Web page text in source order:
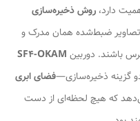
دارد، روش ذخیره‌سازی
تصاویر ضبط‌شده همان مدرک و
باشند. دوربین SF4-OKAM
دو گزینه ذخیره‌سازی—فضای ابری
که هیچ لحظه‌ای از دست